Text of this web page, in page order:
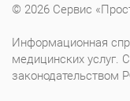
© 2026 Сервис
Информационная
медицинских услуг.
законодательством